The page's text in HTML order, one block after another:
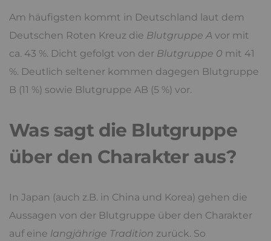
Am häufigsten kommt in Deutschland laut dem
Deutschen Roten Kreuz die Blutgruppe A vor mit
ca. 43 %. Dicht gefolgt von der Blutgruppe 0 mit 41
%. Deutlich seltener kommen dagegen Blutgruppe
B (11 %) sowie Blutgruppe AB (5 %) vor.
Was sagt die Blutgruppe
über den Charakter aus?
In Japan (auch z.B. in China und Korea) gehen die
Aussagen von der Blutgruppe über den Charakter
auf eine langjährige Tradition zurück. So